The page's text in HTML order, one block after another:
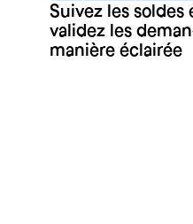
Suivez les soldes
validez les
manière éclairée